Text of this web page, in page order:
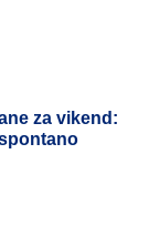
za vikend: